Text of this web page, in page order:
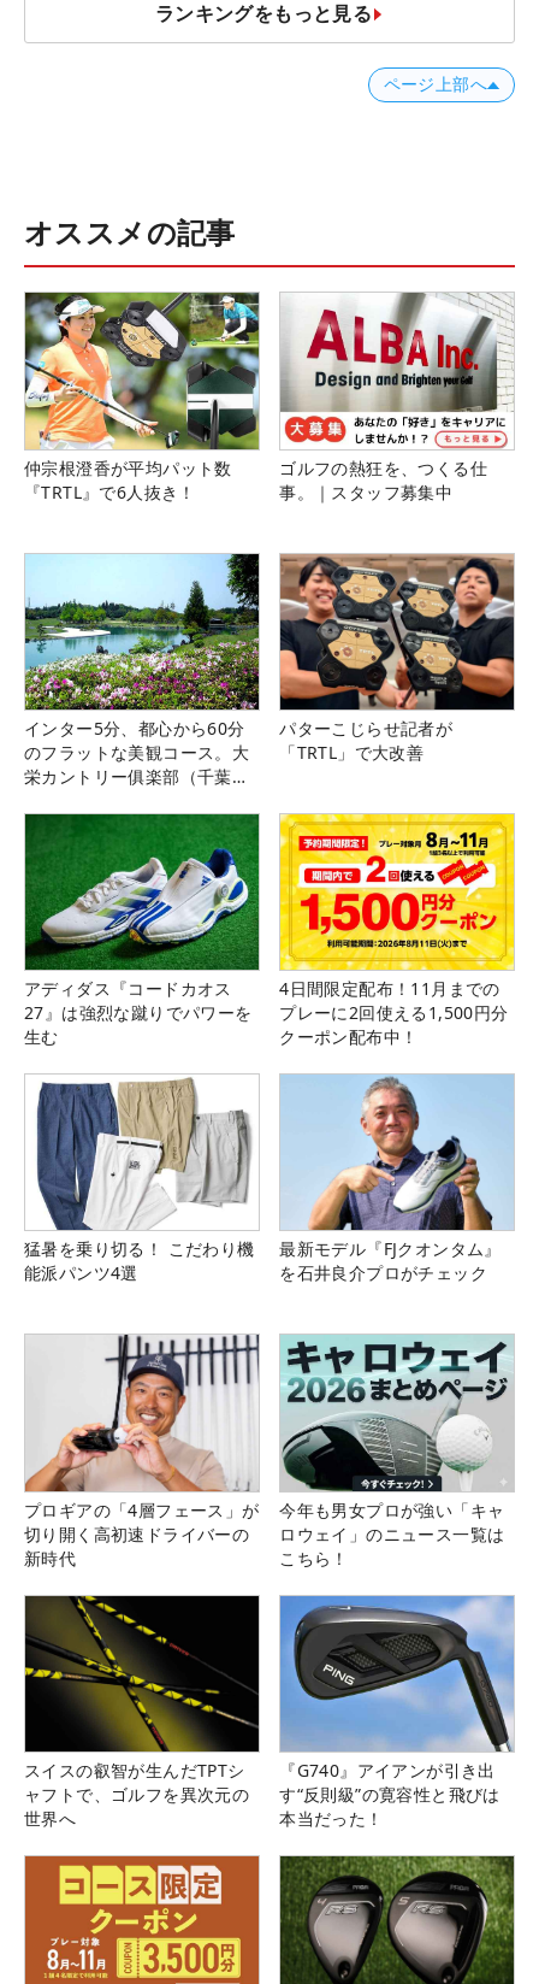
ランキングをもっと見る
ページ上部へ
オススメの記事
仲宗根澄香が平均パット数
『TRTL』で6人抜き！
ゴルフの熱狂を、つくる仕
事。｜スタッフ募集中
インター5分、都心から60分
のフラットな美観コース。大
栄カントリー俱楽部（千葉
パターこじらせ記者が
「TRTL」で大改善
アディダス『コードカオス
27』は強烈な蹴りでパワーを
生む
4日間限定配布！11月までの
プレーに2回使える1,500円分
クーポン配布中！
猛暑を乗り切る！ こだわり機
能派パンツ4選
最新モデル『FJクオンタム』
を石井良介プロがチェック
プロギアの「4層フェース」が
切り開く高初速ドライバーの
新時代
今年も男女プロが強い「キャ
ロウェイ」のニュース一覧は
こちら！
スイスの叡智が生んだTPTシ
ャフトで、ゴルフを異次元の
世界へ
『G740』アイアンが引き出
す“反則級”の寛容性と飛びは
本当だった！